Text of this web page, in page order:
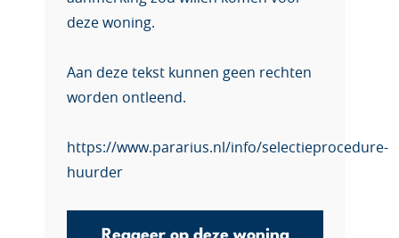
deze woning.
Aan deze tekst kunnen geen rechten
worden ontleend.
https://www.pararius.nl/info/selectieprocedure-
huurder